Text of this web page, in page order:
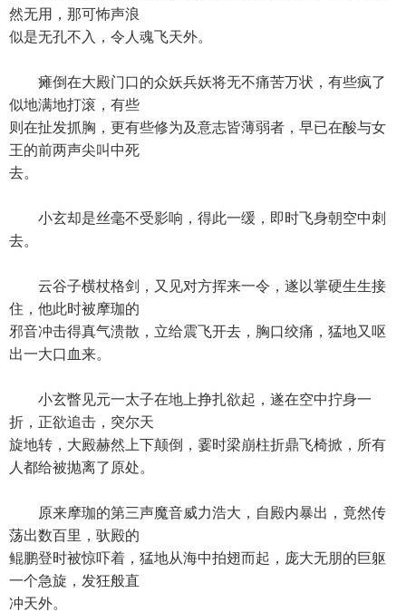
然无用，那可怖声浪
似是无孔不入，令人魂飞天外。
瘫倒在大殿门口的众妖兵妖将无不痛苦万状，有些疯了
似地满地打滚，有些
则在扯发抓胸，更有些修为及意志皆薄弱者，早已在酸与女
王的前两声尖叫中死
去。
小玄却是丝毫不受影响，得此一缓，即时飞身朝空中刺
去。
云谷子横杖格剑，又见对方挥来一令，遂以掌硬生生接
住，他此时被摩珈的
邪音冲击得真气溃散，立给震飞开去，胸口绞痛，猛地又呕
出一大口血来。
小玄瞥见元一太子在地上挣扎欲起，遂在空中拧身一
折，正欲追击，突尔天
旋地转，大殿赫然上下颠倒，霎时梁崩柱折鼎飞椅掀，所有
人都给被抛离了原处。
原来摩珈的第三声魔音威力浩大，自殿内暴出，竟然传
荡出数百里，驮殿的
鲲鹏登时被惊吓着，猛地从海中拍翅而起，庞大无朋的巨躯
一个急旋，发狂般直
冲天外。